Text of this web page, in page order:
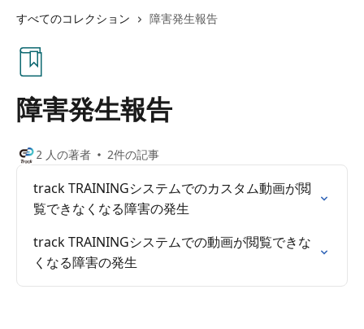
すべてのコレクション 障害発生報告
障害発生報告
2 人の著者 2件の記事
track TRAININGシステムでのカスタム動画が閲
覧できなくなる障害の発生
track TRAININGシステムでの動画が閲覧できな
くなる障害の発生